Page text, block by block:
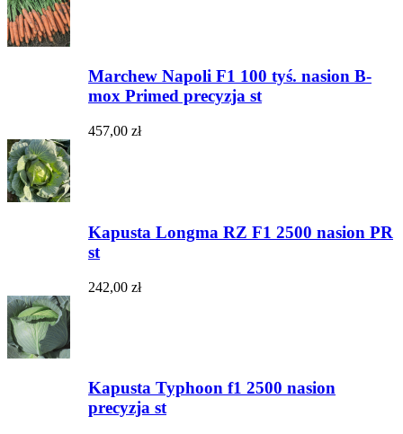
Marchew Napoli F1 100 tyś. nasion B-
mox Primed precyzja st
457,00 zł
Kapusta Longma RZ F1 2500 nasion PR
st
242,00 zł
Kapusta Typhoon f1 2500 nasion
precyzja st